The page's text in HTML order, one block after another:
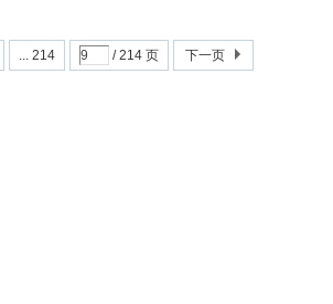
... 214 / 214 页 下一页